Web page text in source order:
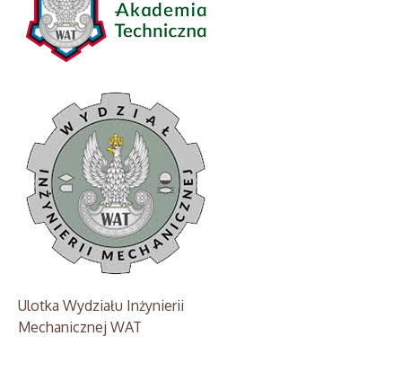
Ulotka Wydziału Inżynierii
Mechanicznej WAT